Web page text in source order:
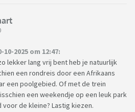
2025 om 12:47:
lekker lang vrij bent heb je natuurlijk
een rondreis door een Afrikaans
een poolgebied. Of met de trein
een weekendje op een leuk park
de kleine? Lastig kiezen.